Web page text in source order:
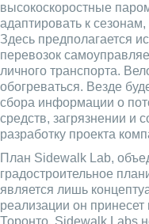
высокоскоростные
адаптировать к
Здесь предполагается
перевозок
личного транспорта.
обогреваться. Везде
сбора информации о
средств, загрязнении и
разработку проекта
План Sidewalk Lab,
градостроительное
является лишь
реализации он принесет
Торонто. Sidewalk Labs